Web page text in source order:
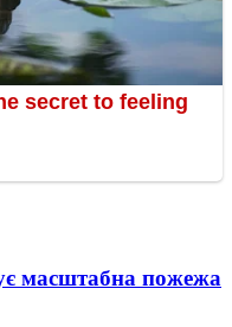
масштабна пожежа